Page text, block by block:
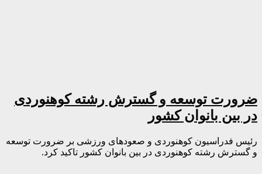
ضرورت توسعه و گسترش رشته کوهنوردی
در بین بانوان کشور
رئیس فدراسیون کوهنوردی و صعودهای ورزشی بر ضرورت توسعه
و گسترش رشته کوهنوردی در بین بانوان کشور تاکید کرد.